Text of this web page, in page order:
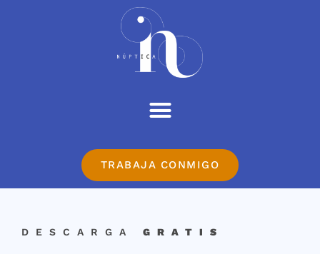
TRABAJA CONMIGO
DESCARGA GRATIS